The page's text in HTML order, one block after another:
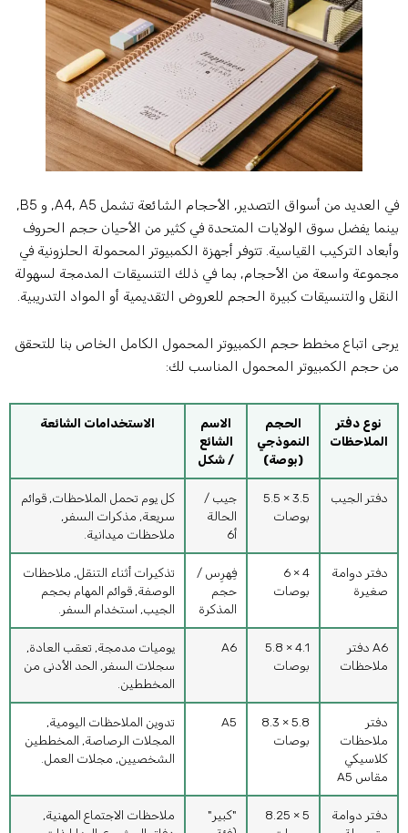
في العديد من أسواق التصدير, الأحجام الشائعة تشمل A4, A5, و B5,
يفضل سوق الولايات المتحدة في كثير من الأحيان حجم الحروف
التركيب القياسية. تتوفر أجهزة الكمبيوتر المحمولة الحلزونية في
واسعة من الأحجام, بما في ذلك التنسيقات المدمجة لسهولة
والتنسيقات كبيرة الحجم للعروض التقديمية أو المواد التدريبية.
اتباع مخطط حجم الكمبيوتر المحمول الكامل الخاص بنا للتحقق
حجم الكمبيوتر المحمول المناسب لك:
نوع دفتر
الملاحظات
الحجم
النموذجي
(بوصة)
الاسم
الشائع
/ شكل
الاستخدامات الشائعة
دفتر الجيب
3.5 × 5.5
بوصات
جيب /
الحالة
كل يوم تحمل الملاحظات, قوائم
سريعة, مذكرات السفر,
ملاحظات ميدانية.
دفتر دوامة
صغيرة
4 × 6
بوصات
فِهرِس /
حجم
المذكرة
تذكيرات أثناء التنقل, ملاحظات
الوصفة, قوائم المهام بحجم
الجيب, استخدام السفر.
A6 دفتر
ملاحظات
4.1 × 5.8
بوصات
A6
يوميات مدمجة, تعقب العادة,
سجلات السفر, الحد الأدنى من
المخططين.
دفتر
ملاحظات
كلاسيكي
مقاس A5
5.8 × 8.3
بوصات
A5
تدوين الملاحظات اليومية,
المجلات الرصاصة, المخططين
الشخصيين, مجلات العمل.
دفتر دوامة
5 × 8.25
"كبير"
ملاحظات الاجتماع المهنية,